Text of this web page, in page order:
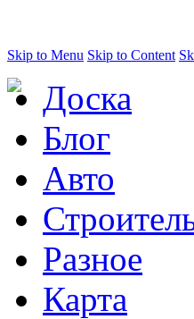
Skip to Menu Skip to Content
Доска
Блог
Авто
Разное
Карта